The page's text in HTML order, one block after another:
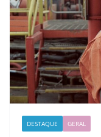
DESTAQUE GERAL